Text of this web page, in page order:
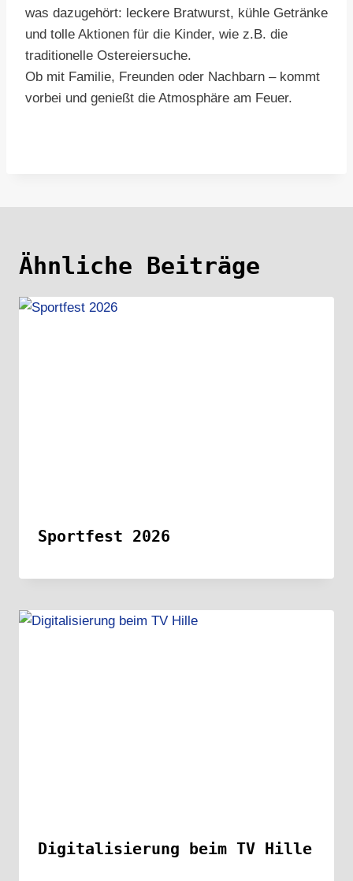
was dazugehört: leckere Bratwurst, kühle Getränke
und tolle Aktionen für die Kinder, wie z.B. die
traditionelle Ostereiersuche.
Ob mit Familie, Freunden oder Nachbarn – kommt
vorbei und genießt die Atmosphäre am Feuer.
Ähnliche Beiträge
Sportfest 2026
Digitalisierung beim TV Hille